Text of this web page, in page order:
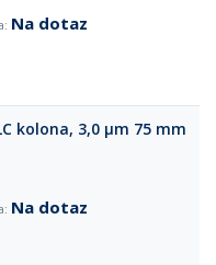
Na dotaz
kolona, 3,0 µm 75 mm
Na dotaz